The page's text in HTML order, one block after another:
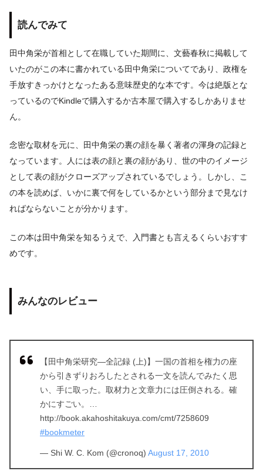
読んでみて
田中角栄が首相として在職していた期間に、文藝春秋に掲載して
いたのがこの本に書かれている田中角栄についてであり、政権を
手放すきっかけとなったある意味歴史的な本です。今は絶版とな
っているのでKindleで購入するか古本屋で購入するしかありませ
ん。
念密な取材を元に、田中角栄の裏の顔を暴く著者の渾身の記録と
なっています。人には表の顔と裏の顔があり、世の中のイメージ
として表の顔がクローズアップされているでしょう。しかし、こ
の本を読めば、いかに裏で何をしているかという部分まで見なけ
ればならないことが分かります。
この本は田中角栄を知るうえで、入門書とも言えるくらいおすす
めです。
みんなのレビュー
【田中角栄研究―全記録 (上)】一国の首相を権力の座
から引きずりおろしたとされる一文を読んでみたく思
い、手に取った。取材力と文章力には圧倒される。確
かにすごい。…
http://book.akahoshitakuya.com/cmt/7258609
#bookmeter
— Shi W. C. Kom (@cronoq) August 17, 2010